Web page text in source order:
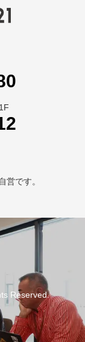
営です。
Reserved.